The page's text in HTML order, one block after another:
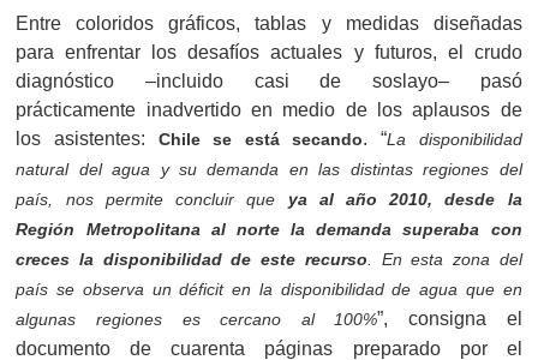
Entre coloridos gráficos, tablas y medidas diseñadas
para enfrentar los desafíos actuales y futuros, el crudo
diagnóstico –incluido casi de soslayo– pasó
prácticamente inadvertido en medio de los aplausos de
los asistentes: Chile se está secando. “La disponibilidad
natural del agua y su demanda en las distintas regiones del
país, nos permite concluir que ya al año 2010, desde la
Región Metropolitana al norte la demanda superaba con
creces la disponibilidad de este recurso . En esta zona del
país se observa un déficit en la disponibilidad de agua que en
algunas regiones es cercano al 100%”, consigna el
documento de cuarenta páginas preparado por el